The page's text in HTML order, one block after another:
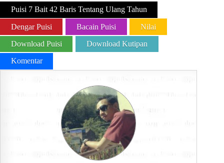
Puisi 7 Bait 42 Baris Tentang Ulang Tahun
Dengar Puisi Bacain Puisi Nilai
Download Puisi Download Kutipan
Komentar